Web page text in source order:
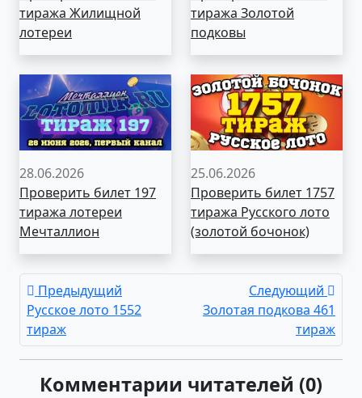
тиража Жилищной
лотереи
тиража Золотой
подковы
28.06.2026
Проверить билет 197
тиража лотереи
Мечталлион
25.06.2026
Проверить билет 1757
тиража Русского лото
(золотой бочонок)
Предыдущий
Русское лото 1552
тираж
Следующий
Золотая подкова 461
тираж
Комментарии читателей (0)